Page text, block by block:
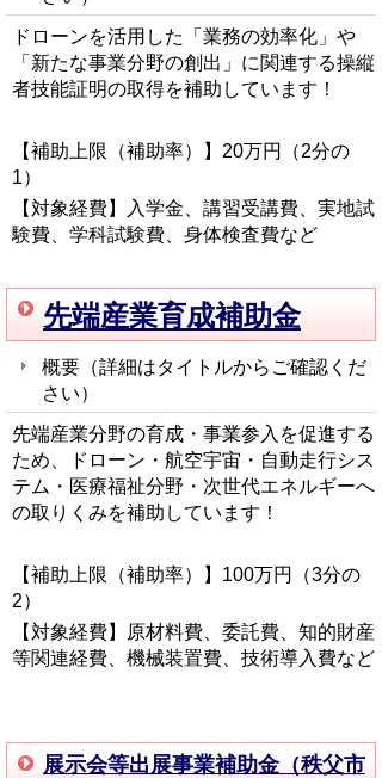
ドローンを活用した「業務の効率化」や
「新たな事業分野の創出」に関連する操縦
者技能証明の取得を補助しています！
【補助上限（補助率）】20万円（2分の
1）
【対象経費】
入学金、講習受講費、実地試
験費、学科試験費、身体検査費など
先端産業育成補助金
概要（詳細はタイトルからご確認くだ
さい）
先端産業分野の育成・事業参入を促進する
ため、
ドローン・航空宇宙・自動走行シス
テム・医療福祉分野・次世代エネルギーへ
の取りくみを補助しています！
【補助上限（補助率）】100万円（3分の
2）
【対象経費】原材料費、委託費、知的財産
等関連経費、機械装置費、技術導入費など
展示会等出展事業補助金（秩父市